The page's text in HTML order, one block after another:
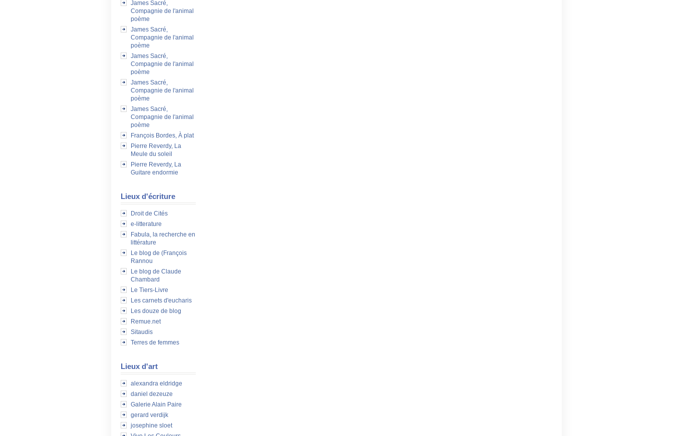
James Sacré,
Compagnie de l'animal
poème
James Sacré,
Compagnie de l'animal
poème
James Sacré,
Compagnie de l'animal
poème
James Sacré,
Compagnie de l'animal
poème
James Sacré,
Compagnie de l'animal
poème
François Bordes, À plat
Pierre Reverdy, La
Meule du soleil
Pierre Reverdy, La
Guitare endormie
Lieux d'écriture
Droit de Cités
e-litterature
Fabula, la recherche en
littérature
Le blog de (François
Rannou
Le blog de Claude
Chambard
Le Tiers-Livre
Les carnets d'eucharis
Les douze de blog
Remue.net
Sitaudis
Terres de femmes
Lieux d'art
alexandra eldridge
daniel dezeuze
Galerie Alain Paire
gerard verdijk
josephine sloet